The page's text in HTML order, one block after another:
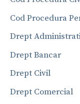
Cod Procedura
Drept
Drept Bancar
Drept Civil
Drept Comercial